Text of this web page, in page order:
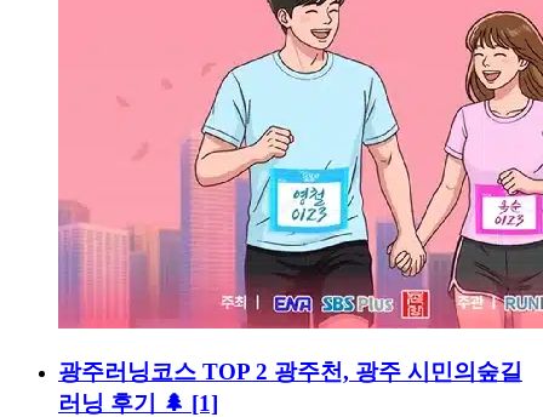
광주러닝코스 TOP 2 광주천, 광주 시민의숲길
러닝 후기 🌲 [1]